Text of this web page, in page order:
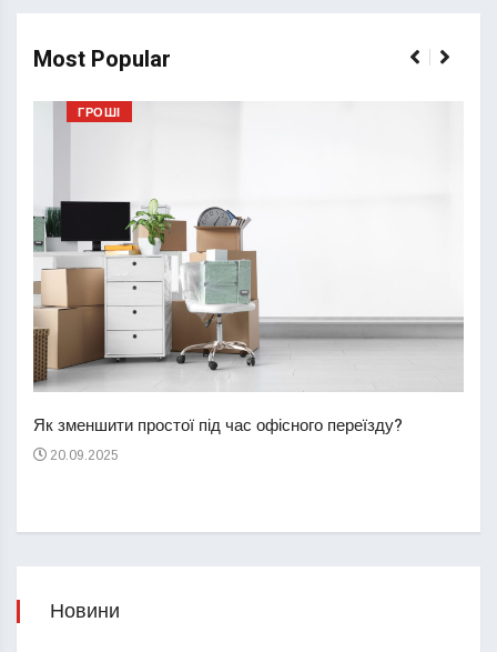
Most Popular
ГРОШІ
Як зменшити простої під час офісного переїзду?
20.09.2025
Новини